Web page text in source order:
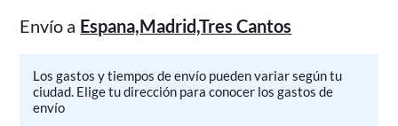
Envío a Espana,Madrid,Tres Cantos
Los gastos y tiempos de envío pueden variar según tu
ciudad. Elige tu dirección para conocer los gastos de
envío